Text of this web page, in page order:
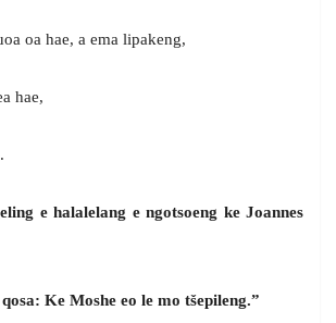
oa hae, a ema lipakeng,
hae,
e halalelang e ngotsoeng ke Joannes
Ke Moshe eo le mo tšepileng.”